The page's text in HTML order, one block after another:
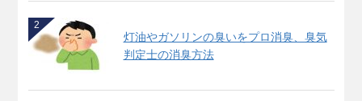
2
灯油やガソリンの臭いをプロ消臭、臭気
判定士の消臭方法